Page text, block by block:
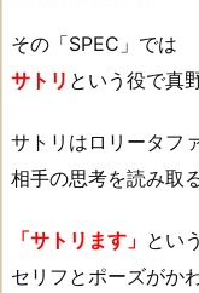
その「SPEC」では
サトリ という役で真
サトリはロリータフ
相手の思考を読み取
「サトリます」 という
セリフとポーズがか